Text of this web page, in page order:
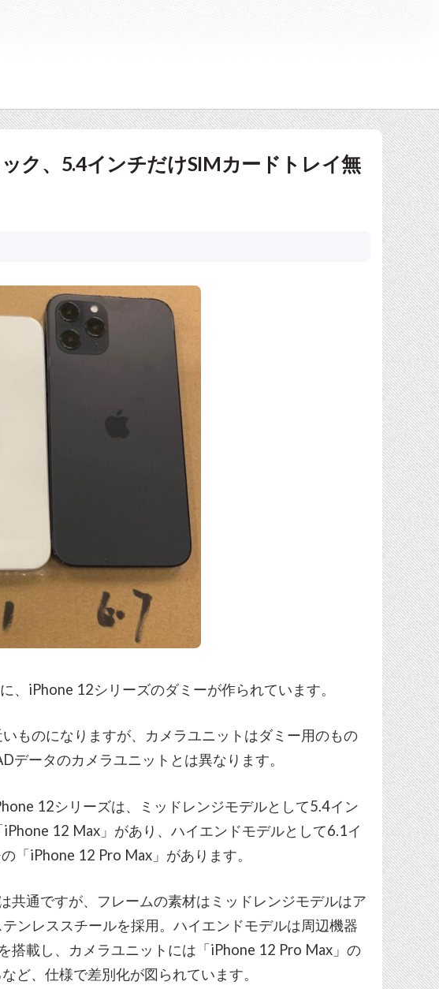
ク、5.4インチだけSIMカードトレイ無
、iPhone 12シリーズのダミーが作られています。
ものになりますが、カメラユニットはダミー用のもの
データのカメラユニットとは異なります。
12シリーズは、ミッドレンジモデルとして5.4イン
12 Max」があり、ハイエンドモデルとして6.1イ
「iPhone 12 Pro Max」があります。
共通ですが、フレームの素材はミッドレンジモデルはア
ンレススチールを採用。ハイエンドモデルは周辺機器
搭載し、カメラユニットには「iPhone 12 Pro Max」の
ど、仕様で差別化が図られています。